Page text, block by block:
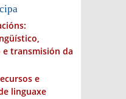
transmisión da
e
linguaxe